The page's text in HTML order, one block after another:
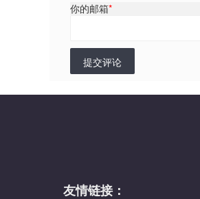
你的邮箱*
提交评论
友情链接：